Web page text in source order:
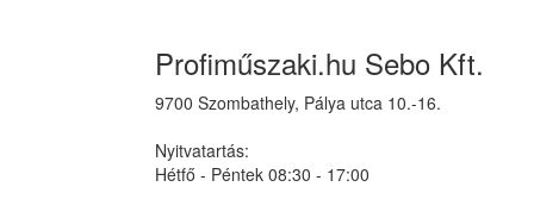
Profiműszaki.hu Sebo Kft.
9700 Szombathely, Pálya utca 10.-16.
Nyitvatartás:
Hétfő - Péntek 08:30 - 17:00